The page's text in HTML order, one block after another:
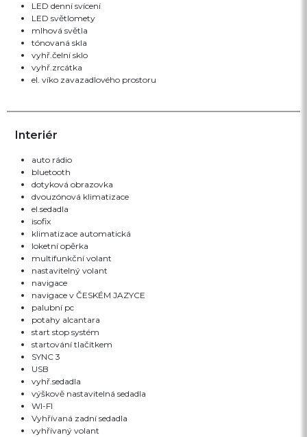
LED denní svícení
LED světlomety
mlhová světla
tónovaná skla
vyhř.čelní sklo
vyhř.zrcátka
el. víko zavazadlového prostoru
Interiér
auto rádio
bluetooth
dotyková obrazovka
dvouzónová klimatizace
el.sedadla
isofix
klimatizace automatická
loketní opěrka
multifunkční volant
nastavitelný volant
navigace
navigace v ČESKÉM JAZYCE
palubní pc
potahy alcantara
start stop systém
startování tlačítkem
SYNC 3
USB
vyhř.sedadla
výškově nastavitelná sedadla
WI-FI
Vyhřívaná zadní sedadla
vyhřívaný volant